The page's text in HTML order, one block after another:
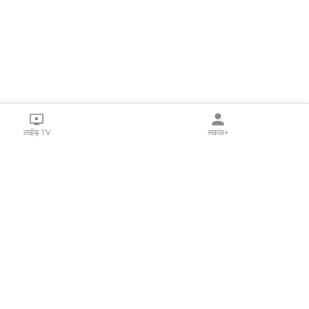
लाईव्ह TV सकाळ+